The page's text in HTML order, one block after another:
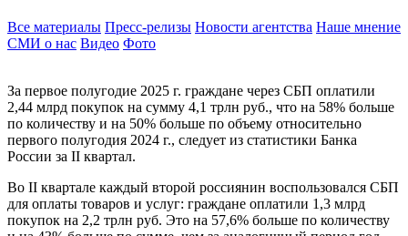
Все материалы Пресс-релизы Новости агентства Наше мнение
СМИ о нас Видео Фото
За первое полугодие 2025 г. граждане через СБП оплатили
2,44 млрд покупок на сумму 4,1 трлн руб., что на 58% больше
по количеству и на 50% больше по объему относительно
первого полугодия 2024 г., следует из статистики Банка
России за II квартал.
Во II квартале каждый второй россиянин воспользовался СБП
для оплаты товаров и услуг: граждане оплатили 1,3 млрд
покупок на 2,2 трлн руб. Это на 57,6% больше по количеству